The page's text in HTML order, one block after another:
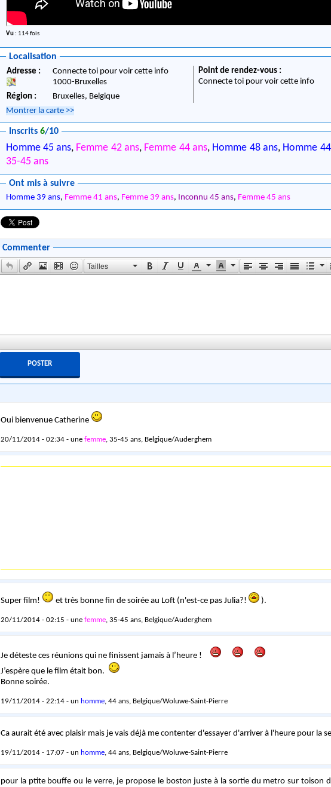
Vu : 114 fois
Localisation
Adresse :
Connecte toi pour voir cette info
1000-Bruxelles
Région :
Bruxelles, Belgique
Point de rendez-vous :
Connecte toi pour voir cette info
Montrer la carte >>
Inscrits6/10
Homme 45 ans, Femme 42 ans, Femme 44 ans, Homme 48 ans, Homme
35-45 ans
Ont mis à suivre
Homme 39 ans, Femme 41 ans, Femme 39 ans, Inconnu 45 ans, Femme 45 ans
Commenter
Tailles
Oui bienvenue Catherine
20/11/2014 - 02:34 - une femme, 35-45 ans, Belgique/Auderghem
Super film! et très bonne fin de soirée au Loft (n'est-ce pas Julia?! ).
20/11/2014 - 02:15 - une femme, 35-45 ans, Belgique/Auderghem
Je déteste ces réunions qui ne finissent jamais à l’heure !
J’espère que le film était bon.
Bonne soirée.
19/11/2014 - 22:14 - un homme, 44 ans, Belgique/Woluwe-Saint-Pierre
Ca aurait été avec plaisir mais je vais déjà me contenter d'essayer d'arriver à l'heure pour la
19/11/2014 - 17:07 - un homme, 44 ans, Belgique/Woluwe-Saint-Pierre
pour la ptite bouffe ou le verre, je propose le boston juste à la sortie du metro sur toison